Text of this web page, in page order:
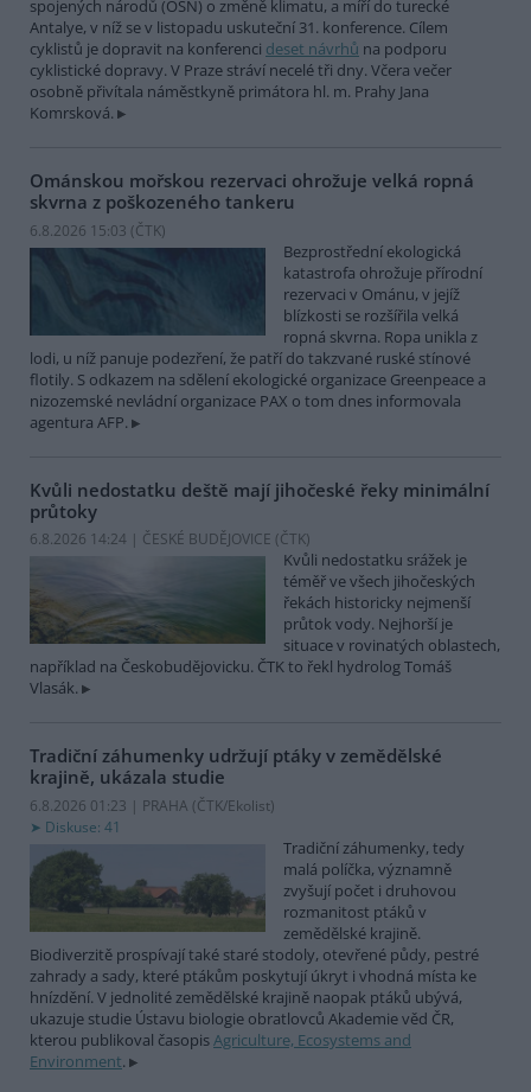
spojených národů (OSN) o změně klimatu, a míří do turecké
Antalye, v níž se v listopadu uskuteční 31. konference. Cílem
cyklistů je dopravit na konferenci deset návrhů na podporu
cyklistické dopravy. V Praze stráví necelé tři dny. Včera večer
osobně přivítala náměstkyně primátora hl. m. Prahy Jana
Komrsková.
Ománskou mořskou rezervaci ohrožuje velká ropná
skvrna z poškozeného tankeru
6.8.2026 15:03 (ČTK)
Bezprostřední ekologická
katastrofa ohrožuje přírodní
rezervaci v Ománu, v jejíž
blízkosti se rozšířila velká
ropná skvrna. Ropa unikla z
lodi, u níž panuje podezření, že patří do takzvané ruské stínové
flotily. S odkazem na sdělení ekologické organizace Greenpeace a
nizozemské nevládní organizace PAX o tom dnes informovala
agentura AFP.
Kvůli nedostatku deště mají jihočeské řeky minimální
průtoky
6.8.2026 14:24 | ČESKÉ BUDĚJOVICE (ČTK)
Kvůli nedostatku srážek je
téměř ve všech jihočeských
řekách historicky nejmenší
průtok vody. Nejhorší je
situace v rovinatých oblastech,
například na Českobudějovicku. ČTK to řekl hydrolog Tomáš
Vlasák.
Tradiční záhumenky udržují ptáky v zemědělské
krajině, ukázala studie
6.8.2026 01:23 | PRAHA (ČTK/Ekolist)
Diskuse: 41
Tradiční záhumenky, tedy
malá políčka, významně
zvyšují počet i druhovou
rozmanitost ptáků v
zemědělské krajině.
Biodiverzitě prospívají také staré stodoly, otevřené půdy, pestré
zahrady a sady, které ptákům poskytují úkryt i vhodná místa ke
hnízdění. V jednolité zemědělské krajině naopak ptáků ubývá,
ukazuje studie Ústavu biologie obratlovců Akademie věd ČR,
kterou publikoval časopisAgriculture, Ecosystems and
Environment.